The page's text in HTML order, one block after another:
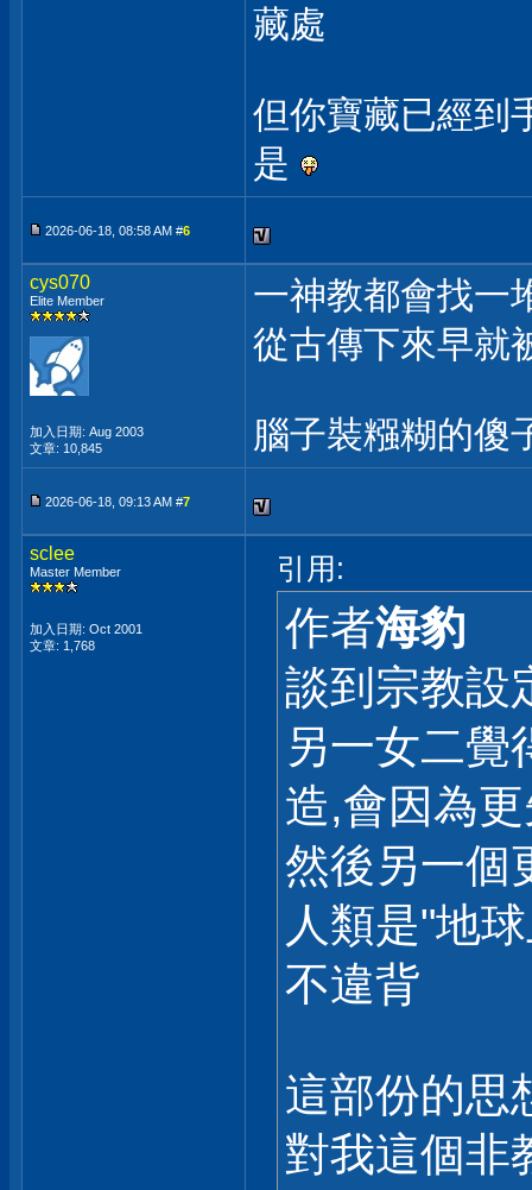
藏處
但你寶藏已經到
是
2026-06-18, 08:58 AM #6
cys070
Elite Member
加入日期: Aug 2003
文章: 10,845
一神教都會找一
從古傳下來早就
腦子裝糨糊的傻
2026-06-18, 09:13 AM #7
sclee
Master Member
加入日期: Oct 2001
文章: 1,768
引用:
作者海豹
談到宗教設
另一女二覺
造,會因為
然後另一個
人類是"地
不違背
這部份的思
對我這個非